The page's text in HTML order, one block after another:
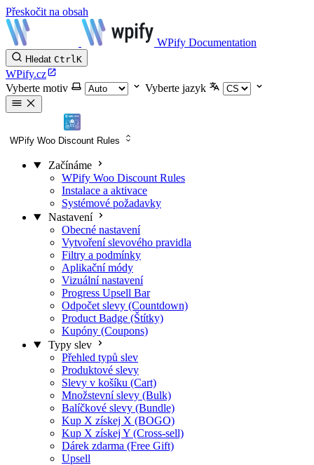
Přeskočit na obsah
WPify Documentation
Hledat CtrlK
WPify.cz
Vyberte motiv
Vyberte jazyk
WPify Woo Discount Rules
Začínáme
WPify Woo Discount Rules
Instalace a aktivace
Systémové požadavky
Nastavení
Obecné nastavení
Vytvoření slevového pravidla
Filtry a podmínky
Aplikační módy
Vizuální nastavení
Progress Upsell Bar
Odpočet slevy (Countdown)
Product Badge (Štítky)
Kupóny (Coupons)
Typy slev
Přehled typů slev
Produktové slevy
Slevy v košíku (Cart)
Množstevní slevy (Bulk)
Balíčkové slevy (Bundle)
Kup X získej X (BOGO)
Kup X získej Y (Cross-sell)
Dárek zdarma (Free Gift)
Upsell